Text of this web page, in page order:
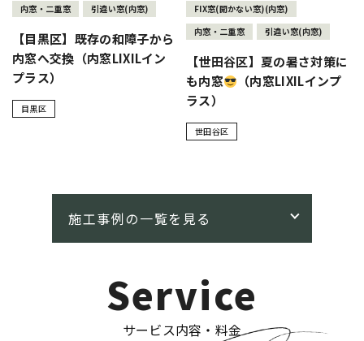
内窓・二重窓 引違い窓(内窓)
【目黒区】既存の和障子から
内窓へ交換（内窓LIXILイン
プラス）
目黒区
FIX窓(開かない窓)(内窓)
内窓・二重窓
引違い窓(内窓)
【世田谷区】夏の暑さ対策に
も内窓
（内窓LIXILインプ
ラス）
世田谷区
Service
サービス内容・料金